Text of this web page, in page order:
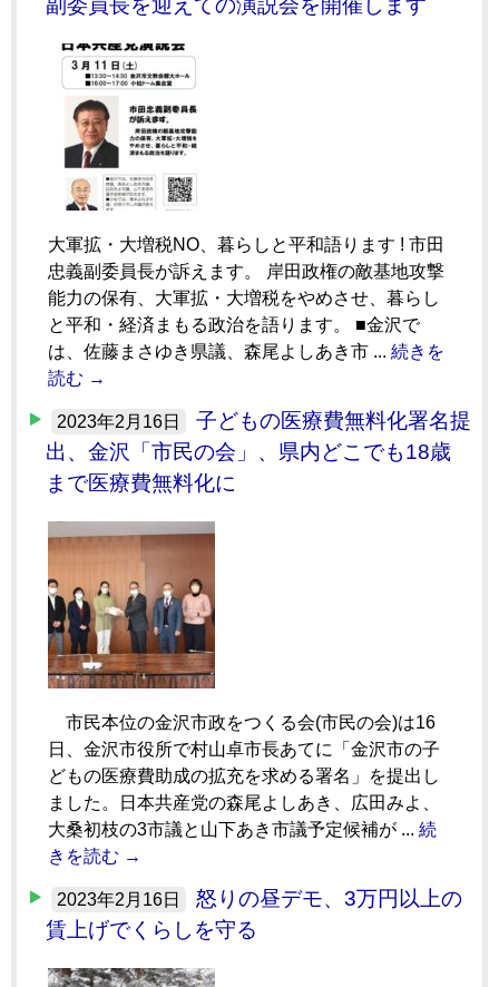
副委員長を迎えての演説会を開催します
大軍拡・大増税NO、暮らしと平和語ります ! 市田
忠義副委員長が訴えます。 岸田政権の敵基地攻撃
能力の保有、大軍拡・大増税をやめさせ、暮らし
と平和・経済まもる政治を語ります。 ■金沢で
は、佐藤まさゆき県議、森尾よしあき市 ... 続きを
読む →
2023年2月16日
子どもの医療費無料化署名提
出、金沢「市民の会」、県内どこでも18歳
まで医療費無料化に
市民本位の金沢市政をつくる会(市民の会)は16
日、金沢市役所で村山卓市長あてに「金沢市の子
どもの医療費助成の拡充を求める署名」を提出し
ました。日本共産党の森尾よしあき、広田みよ、
大桑初枝の3市議と山下あき市議予定候補が ... 続
きを読む →
2023年2月16日
怒りの昼デモ、3万円以上の
賃上げでくらしを守る